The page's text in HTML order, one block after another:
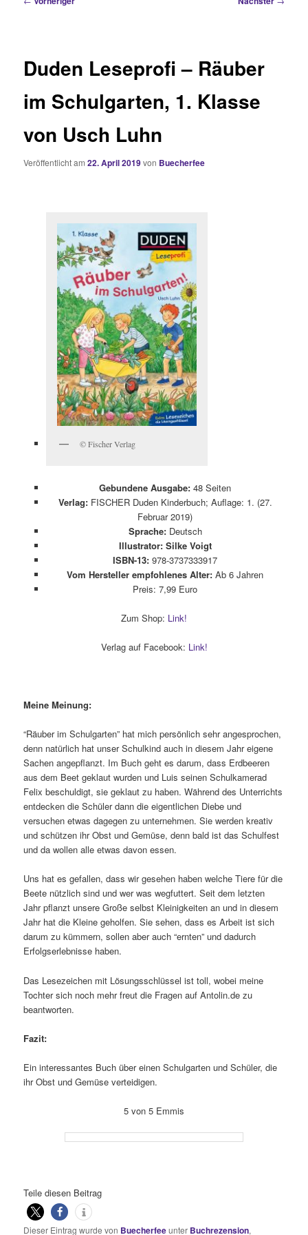
Duden Leseprofi – Räuber
im Schulgarten, 1. Klasse
von Usch Luhn
Veröffentlicht am22. April 2019von Buecherfee
© Fischer Verlag
Gebundene Ausgabe: 48 Seiten
Verlag:FISCHER Duden Kinderbuch; Auflage: 1. (27.
Februar 2019)
Sprache:Deutsch
Illustrator: Silke Voigt
ISBN-13: 978-3737333917
Vom Hersteller empfohlenes Alter: Ab 6 Jahren
Preis: 7,99 Euro
Zum Shop: Link!
Verlag auf Facebook: Link!
Meine Meinung:
“Räuber im Schulgarten” hat mich persönlich sehr angesprochen,
denn natürlich hat unser Schulkind auch in diesem Jahr eigene
Sachen angepflanzt. Im Buch geht es darum, dass Erdbeeren
aus dem Beet geklaut wurden und Luis seinen Schulkamerad
Felix beschuldigt, sie geklaut zu haben. Während des Unterrichts
entdecken die Schüler dann die eigentlichen Diebe und
versuchen etwas dagegen zu unternehmen. Sie werden kreativ
und schützen ihr Obst und Gemüse, denn bald ist das Schulfest
und da wollen alle etwas davon essen.
Uns hat es gefallen, dass wir gesehen haben welche Tiere für die
Beete nützlich sind und wer was wegfuttert. Seit dem letzten
Jahr pflanzt unsere Große selbst Kleinigkeiten an und in diesem
Jahr hat die Kleine geholfen. Sie sehen, dass es Arbeit ist sich
darum zu kümmern, sollen aber auch “ernten” und dadurch
Erfolgserlebnisse haben.
Das Lesezeichen mit Lösungsschlüssel ist toll, wobei meine
Tochter sich noch mehr freut die Fragen auf Antolin.de zu
beantworten.
Fazit:
Ein interessantes Buch über einen Schulgarten und Schüler, die
ihr Obst und Gemüse verteidigen.
5 von 5 Emmis
Teile diesen Beitrag
Dieser Eintrag wurde von Buecherfeeunter Buchrezension,